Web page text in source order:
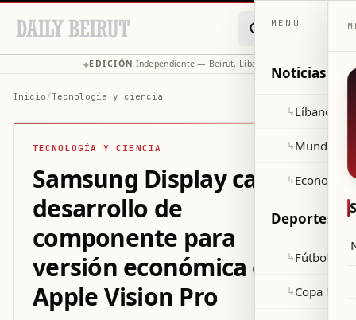
◆EDICIÓN ·Independiente — Beirut, Líbano
Inicio/Tecnología y ciencia
TECNOLOGÍA Y CIENCIA
Samsung Display cancela
desarrollo de
componente para
versión económica del
Apple Vision Pro
MENÚ
Noticias
↳Líbano
↳Mundo
↳Economía
Deportes
↳Fútbol
↳Copa